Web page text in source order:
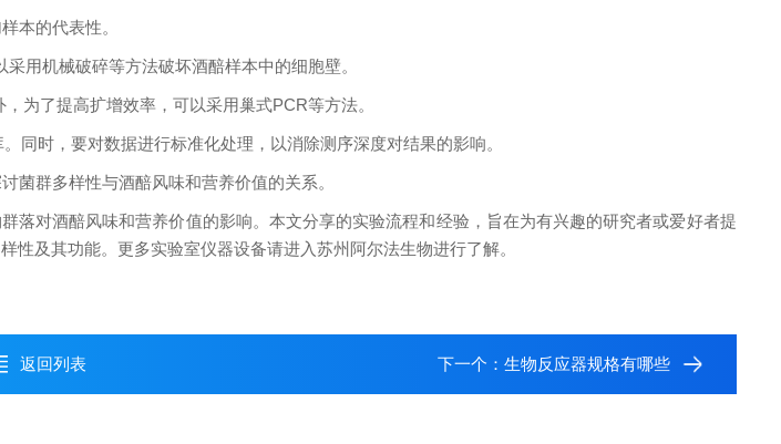
本的代表性。
采用机械破碎等方法破坏酒醅样本中的细胞壁。
为了提高扩增效率，可以采用巢式PCR等方法。
同时，要对数据进行标准化处理，以消除测序深度对结果的影响。
菌群多样性与酒醅风味和营养价值的关系。
对酒醅风味和营养价值的影响。本文分享的实验流程和经验，旨在为有兴趣的研究者或爱好者提
性及其功能。 更多实验室仪器设备请进入苏州阿尔法生物进行了解。
返回列表 下一个： 生物反应器规格有哪些